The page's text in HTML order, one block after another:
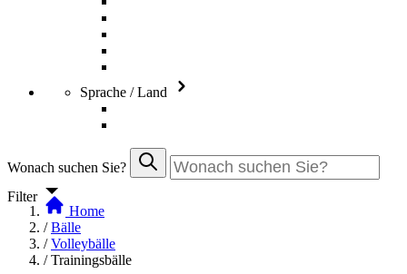
Sprache / Land
Wonach suchen Sie?
Filter
Home
/ Bälle
/ Volleybälle
/ Trainingsbälle